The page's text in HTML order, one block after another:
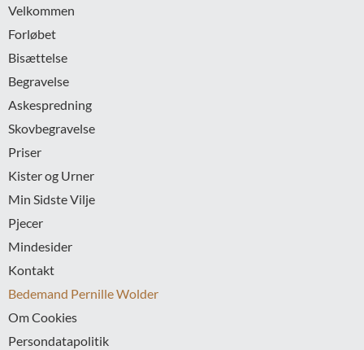
Velkommen
Forløbet
Bisættelse
Begravelse
Askespredning
Skovbegravelse
Priser
Kister og Urner
Min Sidste Vilje
Pjecer
Mindesider
Kontakt
Bedemand Pernille Wolder
Om Cookies
Persondatapolitik